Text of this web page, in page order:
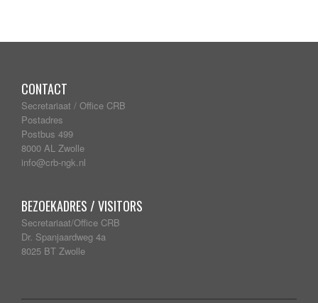
CONTACT
Secretariaat / Office CRB
Postadres
Postbus 499
8000 AL Zwolle
info@crb-ngk.nl
BEZOEKADRES / VISITORS
Secretariaat/Office CRB
Dr. Spanjaardweg 4a
8025 BT Zwolle